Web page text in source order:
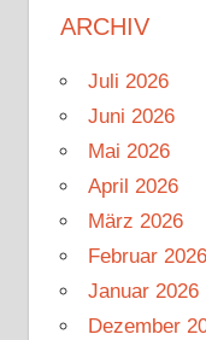
ARCHIV
Juli 2026
Juni 2026
Mai 2026
April 2026
März 2026
Februar 2026
Januar 2026
Dezember